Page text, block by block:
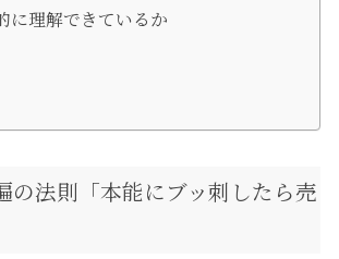
に理解できているか
の法則「本能にブッ刺したら売